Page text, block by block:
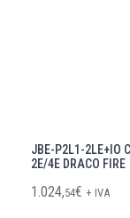
JBE-P2L1-2LE+IO
2E/4E DRACO FIRE
1.024,54€ + IVA